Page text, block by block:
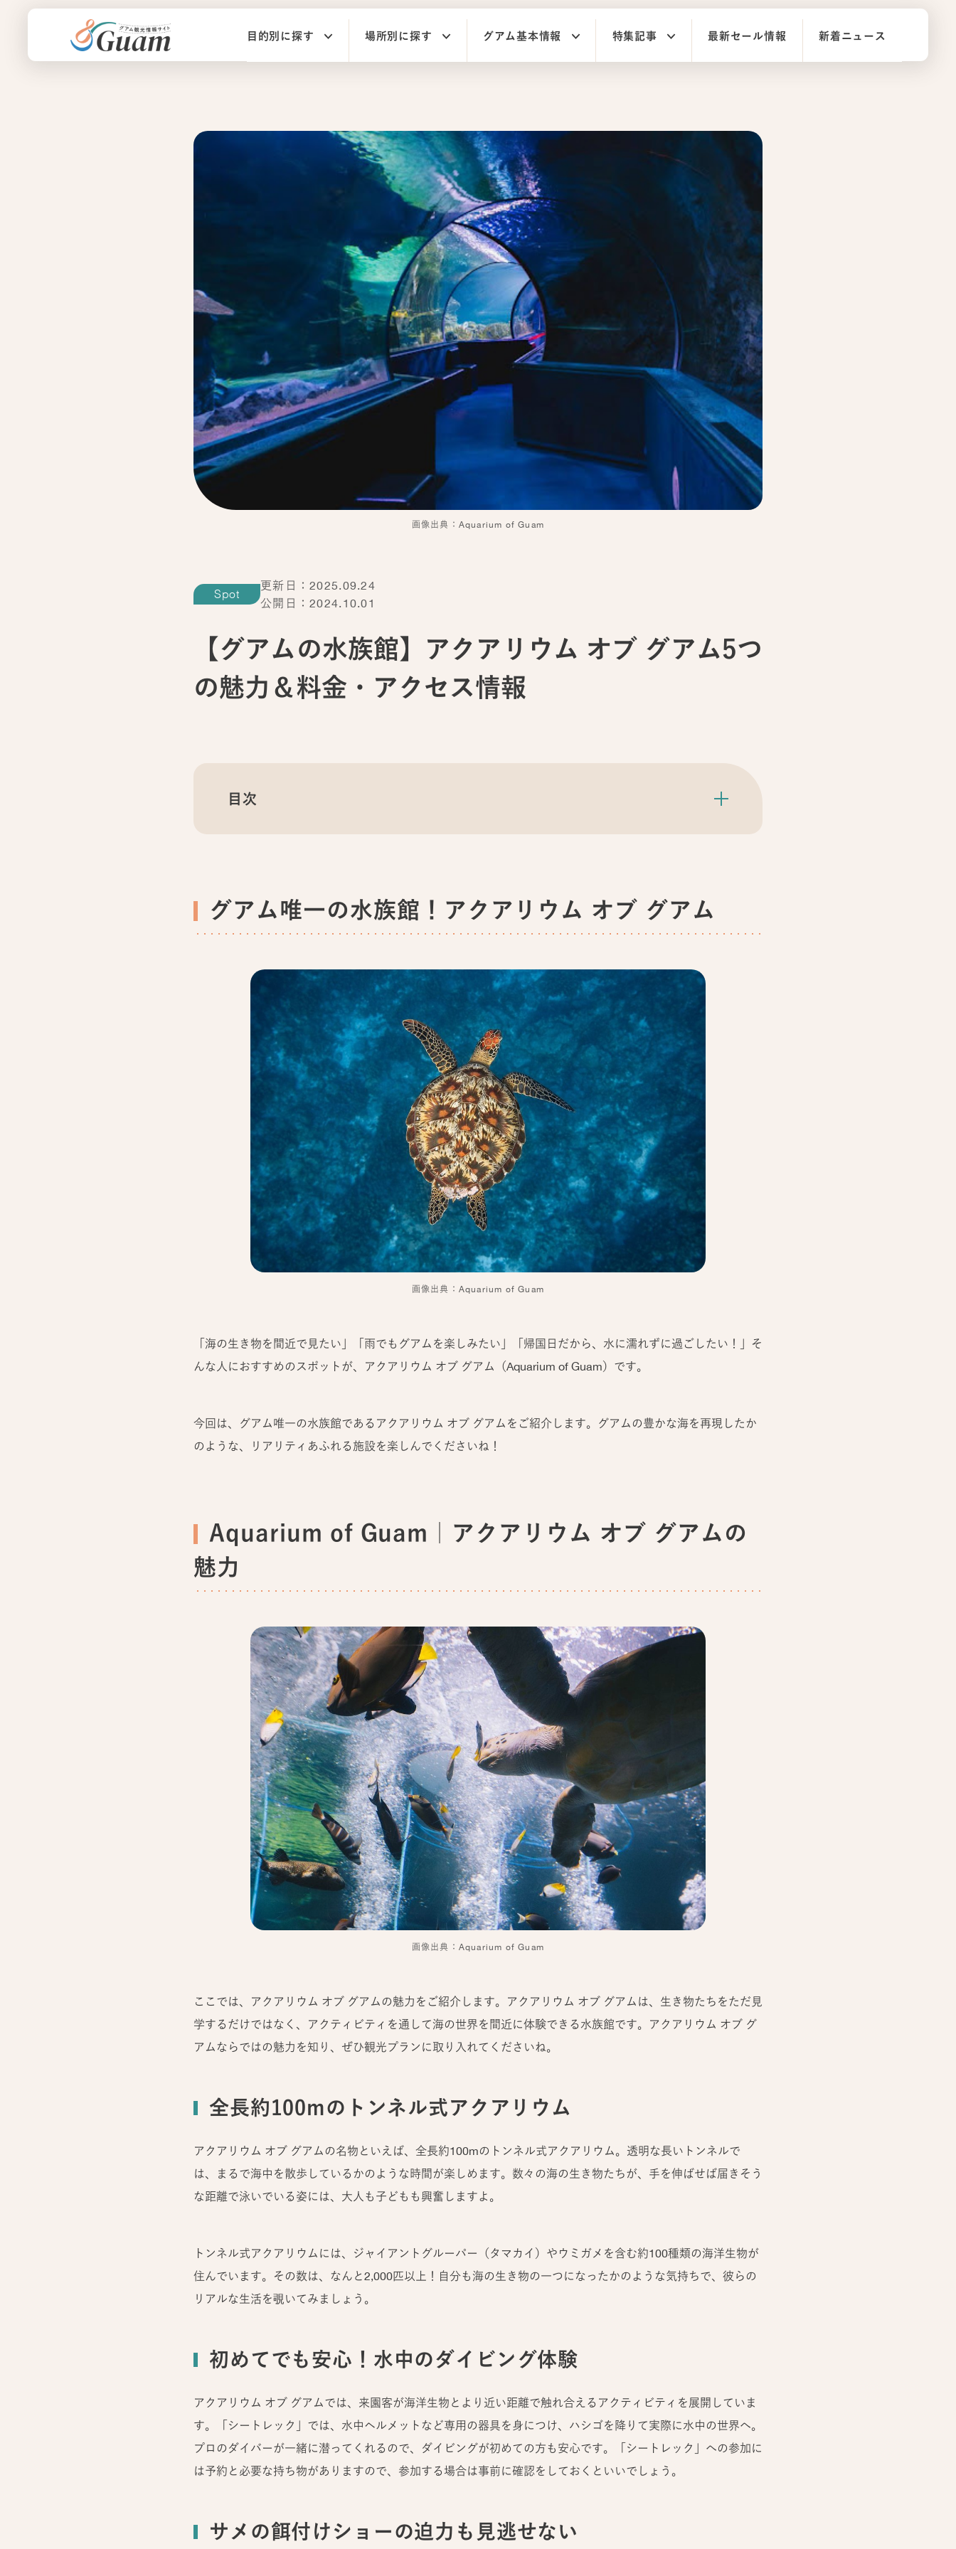
目的別に探す 場所別に探す グアム基本情報 特集記事 最新セール情報 新着ニュース
画像出典：Aquarium of Guam
Spot
更新日：2025.09.24
公開日：2024.10.01
【グアムの水族館】アクアリウム オブ グアム5つ
の魅力＆料金・アクセス情報
目次
グアム唯一の水族館！アクアリウム オブ グアム
画像出典：Aquarium of Guam
「海の生き物を間近で見たい」「雨でもグアムを楽しみたい」「帰国日だから、水に濡れずに過ごしたい！」そ
んな人におすすめのスポットが、アクアリウム オブ グアム（Aquarium of Guam）です。
今回は、グアム唯一の水族館であるアクアリウム オブ グアムをご紹介します。グアムの豊かな海を再現したか
のような、リアリティあふれる施設を楽しんでくださいね！
Aquarium of Guam｜アクアリウム オブ グアムの
魅力
画像出典：Aquarium of Guam
ここでは、アクアリウム オブ グアムの魅力をご紹介します。アクアリウム オブ グアムは、生き物たちをただ見
学するだけではなく、アクティビティを通して海の世界を間近に体験できる水族館です。アクアリウム オブ グ
アムならではの魅力を知り、ぜひ観光プランに取り入れてくださいね。
全長約100mのトンネル式アクアリウム
アクアリウム オブ グアムの名物といえば、全長約100mのトンネル式アクアリウム。透明な長いトンネルで
は、まるで海中を散歩しているかのような時間が楽しめます。数々の海の生き物たちが、手を伸ばせば届きそう
な距離で泳いでいる姿には、大人も子どもも興奮しますよ。
トンネル式アクアリウムには、ジャイアントグルーパー（タマカイ）やウミガメを含む約100種類の海洋生物が
住んでいます。その数は、なんと2,000匹以上！自分も海の生き物の一つになったかのような気持ちで、彼らの
リアルな生活を覗いてみましょう。
初めてでも安心！水中のダイビング体験
アクアリウム オブ グアムでは、来園客が海洋生物とより近い距離で触れ合えるアクティビティを展開していま
す。「シートレック」では、水中ヘルメットなど専用の器具を身につけ、ハシゴを降りて実際に水中の世界へ。
プロのダイバーが一緒に潜ってくれるので、ダイビングが初めての方も安心です。「シートレック」への参加に
は予約と必要な持ち物がありますので、参加する場合は事前に確認をしておくといいでしょう。
サメの餌付けショーの迫力も見逃せない